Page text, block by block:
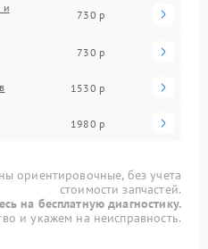
и
730 р
730 р
1530 р
1980 р
ориентировочные, без учета
стоимости запчастей.
на бесплатную диагностику.
и укажем на неисправность.